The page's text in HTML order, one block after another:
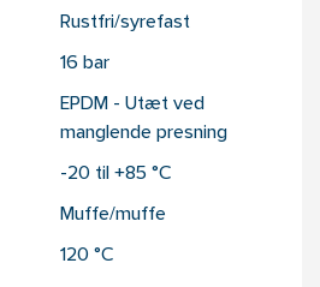
Rustfri/syrefast
16 bar
EPDM - Utæt ved
manglende presning
-20 til +85 °C
Muffe/muffe
120 °C